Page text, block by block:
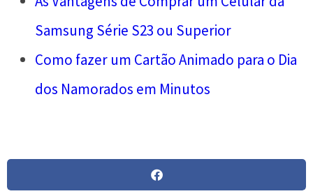
Samsung Série S23 ou Superior
Como fazer um Cartão Animado para o Dia
dos Namorados em Minutos